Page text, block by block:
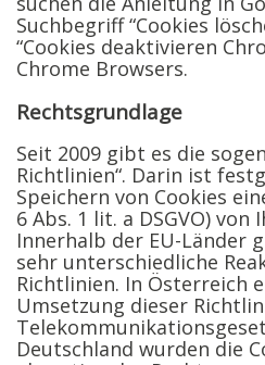
Suchbegriff “Cookies
“Cookies deaktivieren
Chrome Browsers.
Rechtsgrundlage
Seit 2009 gibt es die
Richtlinien“. Darin ist
Speichern von Cookies
6 Abs. 1 lit. a DSGVO) von
Innerhalb der EU-Länder
sehr unterschiedliche
Richtlinien. In Österreich
Umsetzung dieser
Deutschland wurden die